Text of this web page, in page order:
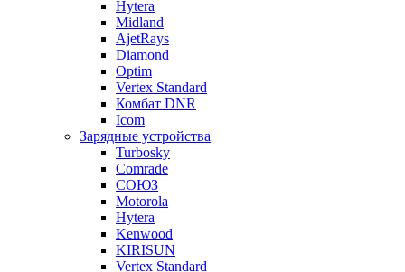
Hytera
Midland
AjetRays
Diamond
Optim
Vertex Standard
Комбат DNR
Icom
Зарядные устройства
Turbosky
Comrade
СОЮЗ
Motorola
Hytera
Kenwood
KIRISUN
Vertex Standard